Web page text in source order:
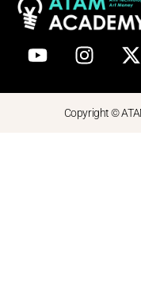
Copyright ©